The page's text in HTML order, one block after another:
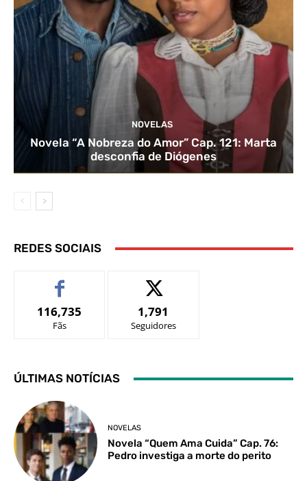
NOVELAS
Novela “A Nobreza do Amor” Cap. 121: Marta
desconfia de Diógenes
REDES SOCIAIS
116,735
Fãs
1,791
Seguidores
ÚLTIMAS NOTÍCIAS
NOVELAS
Novela “Quem Ama Cuida” Cap. 76:
Pedro investiga a morte do perito